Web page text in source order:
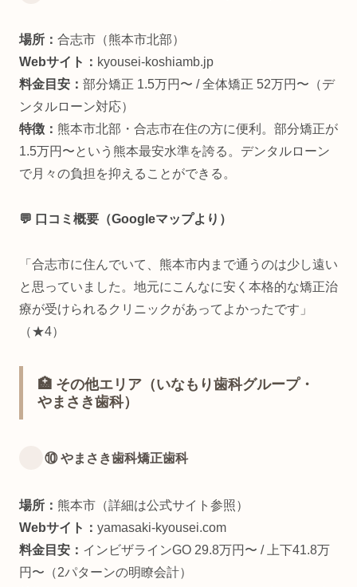
場所： 合志市（熊本市北部）
Webサイト： kyousei-koshiamb.jp
料金目安： 部分矯正 1.5万円〜 / 全体矯正 52万円〜（デ
ンタルローン対応）
特徴： 熊本市北部・合志市在住の方に便利。部分矯正が
1.5万円〜という熊本最安水準を誇る。デンタルローン
で月々の負担を抑えることができる。
💬 口コミ概要（Googleマップより）
「合志市に住んでいて、熊本市内まで通うのは少し遠い
と思っていました。地元にこんなに安く本格的な矯正治
療が受けられるクリニックがあってよかったです」
（★4）
🏥 その他エリア（いなもり歯科グループ・
やまさき歯科）
⑩ やまさき歯科矯正歯科
場所： 熊本市（詳細は公式サイト参照）
Webサイト： yamasaki-kyousei.com
料金目安： インビザラインGO 29.8万円〜 / 上下41.8万
円〜（2パターンの明瞭会計）